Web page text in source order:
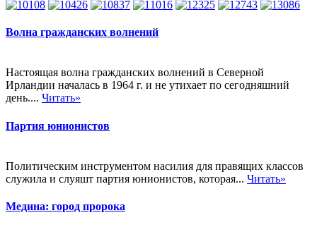
Волна гражданских волнений
Настоящая волна гражданских волнений в Северной
Ирландии началась в 1964 г. и не утихает по сегодняшний
день.... Читать»
Партия юнионистов
Политическим инструментом насилия для правящих классов
служила и слуяшт партия юнионистов, которая... Читать»
Медина: город пророка